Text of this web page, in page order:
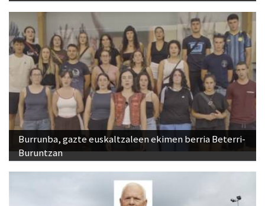
Burrunba, gazte euskaltzaleen ekimen berria Beterri-
Buruntzan